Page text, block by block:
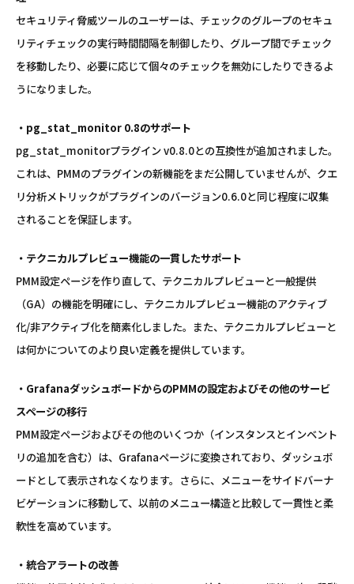
セキュリティ脅威ツールのユーザーは、チェックのグループのセキュ
リティチェックの実行時間間隔を制御したり、グループ間でチェック
を移動したり、必要に応じて個々のチェックを無効にしたりできるよ
うになりました。
・pg_stat_monitor 0.8のサポート
pg_stat_monitorプラグイン v0.8.0との互換性が追加されました。
これは、PMMのプラグインの新機能をまだ公開していませんが、クエ
リ分析メトリックがプラグインのバージョン0.6.0と同じ程度に収集
されることを保証します。
・テクニカルプレビュー機能の一貫したサポート
PMM設定ページを作り直して、テクニカルプレビューと一般提供
（GA）の機能を明確にし、テクニカルプレビュー機能のアクティブ
化/非アクティブ化を簡素化しました。また、テクニカルプレビューと
は何かについてのより良い定義を提供しています。
・GrafanaダッシュボードからのPMMの設定およびその他のサービ
スページの移行
PMM設定ページおよびその他のいくつか（インスタンスとインベント
リの追加を含む）は、Grafanaページに変換されており、ダッシュボ
ードとして表示されなくなります。さらに、メニューをサイドバーナ
ビゲーションに移動して、以前のメニュー構造と比較して一貫性と柔
軟性を高めています。
・統合アラートの改善